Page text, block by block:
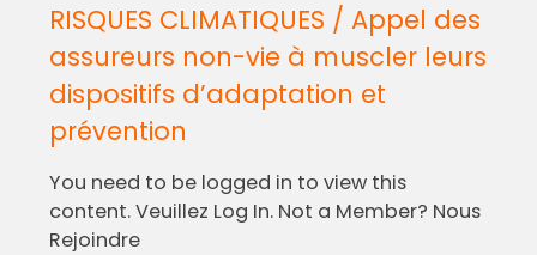
RISQUES CLIMATIQUES / Appel des
assureurs non-vie à muscler leurs
dispositifs d’adaptation et
prévention
You need to be logged in to view this
content. Veuillez Log In. Not a Member? Nous
Rejoindre